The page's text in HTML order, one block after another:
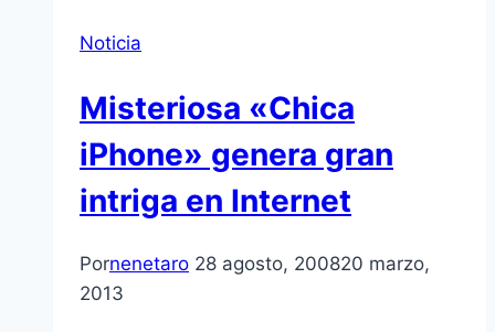
Noticia
Misteriosa «Chica
iPhone» genera gran
intriga en Internet
Pornenetaro 28 agosto, 200820 marzo,
2013